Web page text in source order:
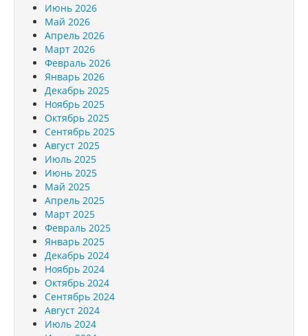
Июнь 2026
Май 2026
Апрель 2026
Март 2026
Февраль 2026
Январь 2026
Декабрь 2025
Ноябрь 2025
Октябрь 2025
Сентябрь 2025
Август 2025
Июль 2025
Июнь 2025
Май 2025
Апрель 2025
Март 2025
Февраль 2025
Январь 2025
Декабрь 2024
Ноябрь 2024
Октябрь 2024
Сентябрь 2024
Август 2024
Июль 2024